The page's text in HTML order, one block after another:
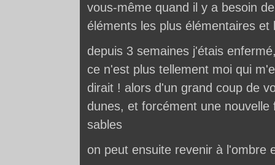
vous-même quand il y a besoin
éléments les plus élémentaires et
depuis 3 semaines j'étais
ce n'est plus tellement moi qui
dirait ! alors d'un grand coup de
dunes, et forcément une
sables
on peut ensuite revenir à l'ombre